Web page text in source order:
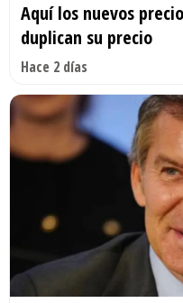
Aquí los nuevos
duplican su precio
Hace 2 días